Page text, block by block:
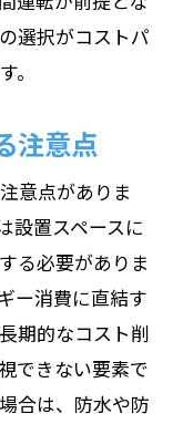
選択がコストパ
。
注意点
意点がありま
設置スペースに
る必要がありま
ー消費に直結す
期的なコスト削
できない要素で
合は、防水や防